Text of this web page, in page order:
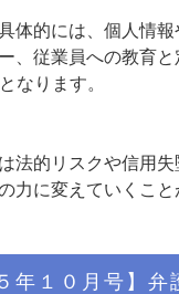
的には、個人情
従業員への教育
なります。
的リスクや信用
に変えていくこと
年１０月号】弁